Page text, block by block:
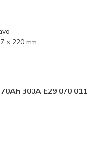
× 220 mm
300A E29 070 011